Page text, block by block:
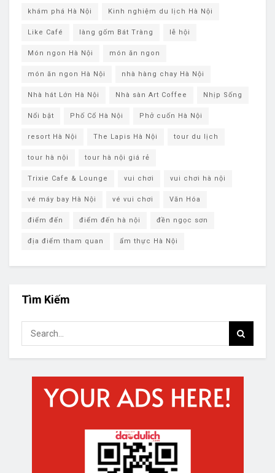
khám phá ​Hà Nội Kinh nghiệm du lịch Hà Nội
Like Café làng gốm Bát Tràng lễ hội
Món ngon Hà Nội món ăn ngon
món ăn ngon Hà Nội nhà hàng chay Hà Nội
Nhà hát Lớn Hà Nội Nhà sàn Art Coffee Nhịp Sống
Nổi bật Phố Cổ Hà Nội Phở cuốn Hà Nội
resort Hà Nội The Lapis Hà Nội tour du lịch
tour hà nội tour hà nội giá rẻ
Trixie Cafe & Lounge vui chơi vui chơi hà nội
vé máy bay Hà Nội vé vui chơi Văn Hóa
điểm đến điểm đến hà nội đền ngọc sơn
địa điểm tham quan ẩm thực Hà Nội
Tìm Kiếm